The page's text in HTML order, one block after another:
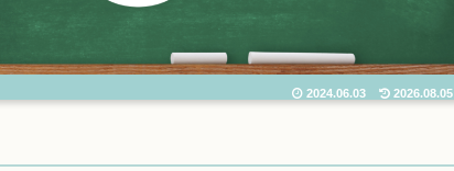
2024.06.03 2026.08.05